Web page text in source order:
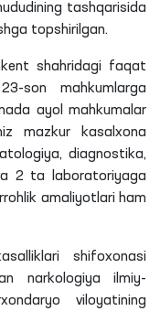
tashqarisida
topshirilgan.
shahridagi faqat
son mahkumlarga
ayol mahkumalar
mazkur kasalxona
diagnostika,
2 ta laboratoriyaga
amaliyotlari ham
shifoxonasi
narkologiya ilmiy-
viloyatining